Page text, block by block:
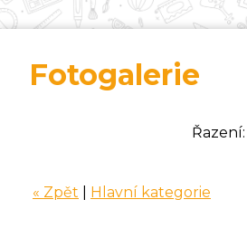
Fotogalerie
Řazení:
« Zpět Hlavní kategorie